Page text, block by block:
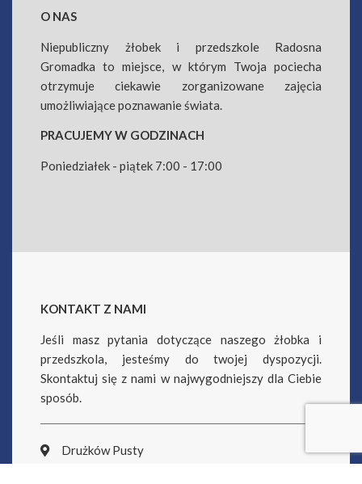
O NAS
Niepubliczny żłobek i przedszkole Radosna
Gromadka to miejsce, w którym Twoja pociecha
otrzymuje ciekawie zorganizowane zajęcia
umożliwiające poznawanie świata.
PRACUJEMY W GODZINACH
Poniedziałek - piątek 7:00 - 17:00
KONTAKT Z NAMI
Jeśli masz pytania dotyczące naszego żłobka i
przedszkola, jesteśmy do twojej dyspozycji.
Skontaktuj się z nami w najwygodniejszy dla Ciebie
sposób.
Drużków Pusty